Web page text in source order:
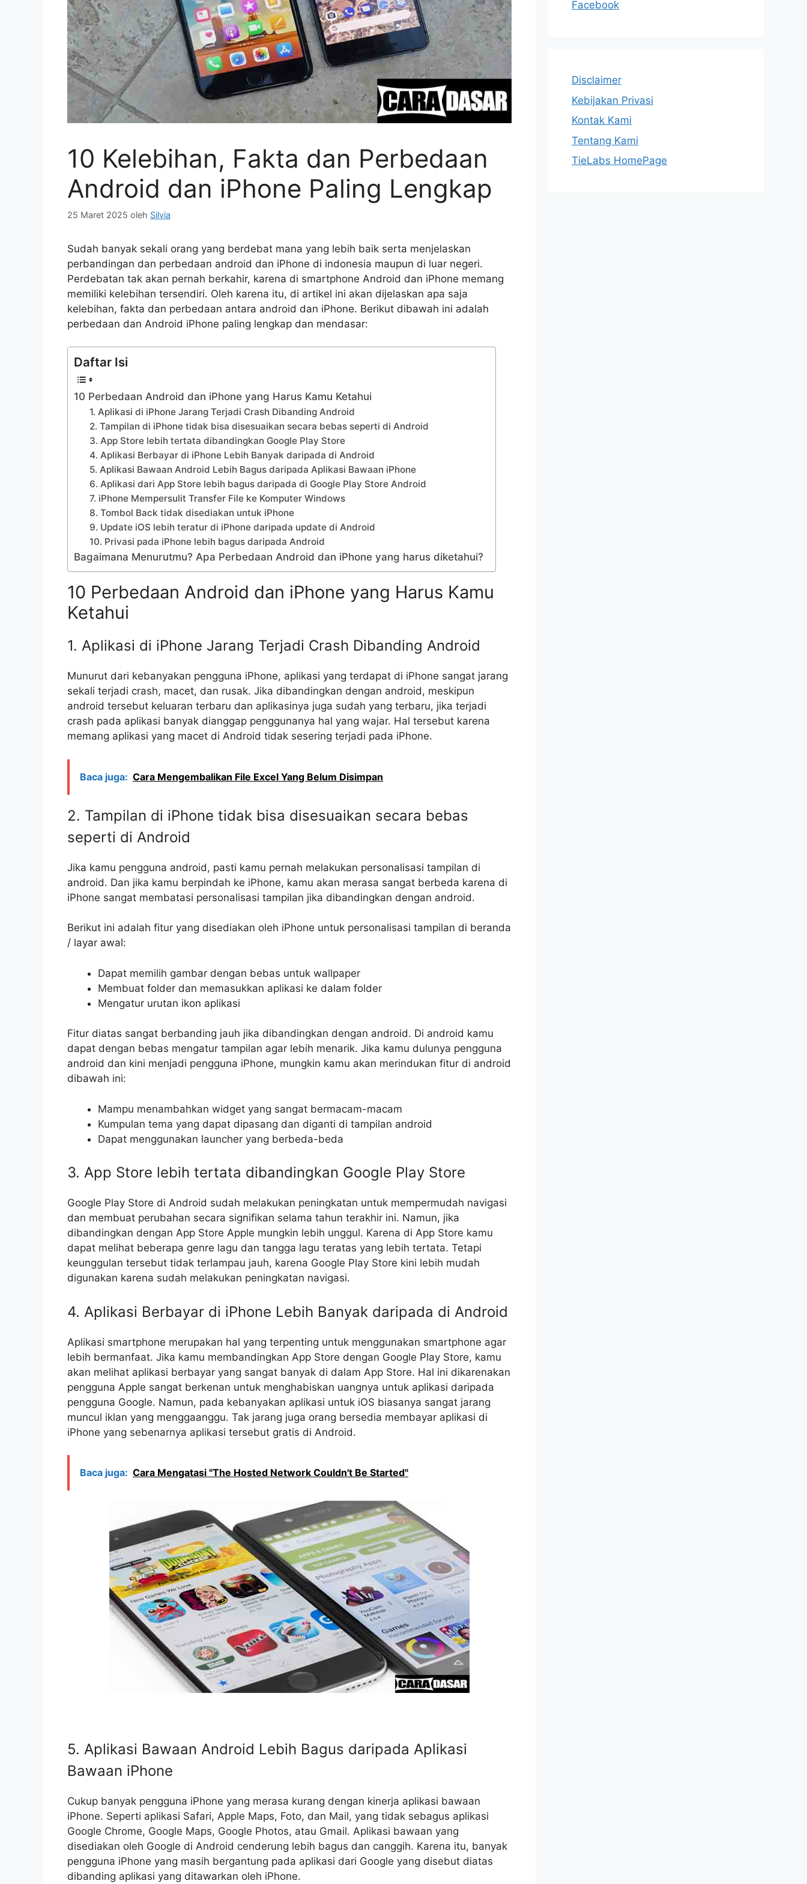
10 Kelebihan, Fakta dan Perbedaan
Android dan iPhone Paling Lengkap
25 Maret 2025 oleh Silvia
Sudah banyak sekali orang yang berdebat mana yang lebih baik serta menjelaskan
perbandingan dan perbedaan android dan iPhone di indonesia maupun di luar negeri.
Perdebatan tak akan pernah berkahir, karena di smartphone Android dan iPhone memang
memiliki kelebihan tersendiri. Oleh karena itu, di artikel ini akan dijelaskan apa saja
kelebihan, fakta dan perbedaan antara android dan iPhone. Berikut dibawah ini adalah
perbedaan dan Android iPhone paling lengkap dan mendasar:
Daftar Isi
10 Perbedaan Android dan iPhone yang Harus Kamu Ketahui
1. Aplikasi di iPhone Jarang Terjadi Crash Dibanding Android
2. Tampilan di iPhone tidak bisa disesuaikan secara bebas seperti di Android
3. App Store lebih tertata dibandingkan Google Play Store
4. Aplikasi Berbayar di iPhone Lebih Banyak daripada di Android
5. Aplikasi Bawaan Android Lebih Bagus daripada Aplikasi Bawaan iPhone
6. Aplikasi dari App Store lebih bagus daripada di Google Play Store Android
7. iPhone Mempersulit Transfer File ke Komputer Windows
8. Tombol Back tidak disediakan untuk iPhone
9. Update iOS lebih teratur di iPhone daripada update di Android
10. Privasi pada iPhone lebih bagus daripada Android
Bagaimana Menurutmu? Apa Perbedaan Android dan iPhone yang harus diketahui?
10 Perbedaan Android dan iPhone yang Harus Kamu
Ketahui
1. Aplikasi di iPhone Jarang Terjadi Crash Dibanding Android
Munurut dari kebanyakan pengguna iPhone, aplikasi yang terdapat di iPhone sangat jarang
sekali terjadi crash, macet, dan rusak. Jika dibandingkan dengan android, meskipun
android tersebut keluaran terbaru dan aplikasinya juga sudah yang terbaru, jika terjadi
crash pada aplikasi banyak dianggap penggunanya hal yang wajar. Hal tersebut karena
memang aplikasi yang macet di Android tidak sesering terjadi pada iPhone.
Baca juga: Cara Mengembalikan File Excel Yang Belum Disimpan
2. Tampilan di iPhone tidak bisa disesuaikan secara bebas
seperti di Android
Jika kamu pengguna android, pasti kamu pernah melakukan personalisasi tampilan di
android. Dan jika kamu berpindah ke iPhone, kamu akan merasa sangat berbeda karena di
iPhone sangat membatasi personalisasi tampilan jika dibandingkan dengan android.
Berikut ini adalah fitur yang disediakan oleh iPhone untuk personalisasi tampilan di beranda
/ layar awal:
Dapat memilih gambar dengan bebas untuk wallpaper
Membuat folder dan memasukkan aplikasi ke dalam folder
Mengatur urutan ikon aplikasi
Fitur diatas sangat berbanding jauh jika dibandingkan dengan android. Di android kamu
dapat dengan bebas mengatur tampilan agar lebih menarik. Jika kamu dulunya pengguna
android dan kini menjadi pengguna iPhone, mungkin kamu akan merindukan fitur di android
dibawah ini:
Mampu menambahkan widget yang sangat bermacam-macam
Kumpulan tema yang dapat dipasang dan diganti di tampilan android
Dapat menggunakan launcher yang berbeda-beda
3. App Store lebih tertata dibandingkan Google Play Store
Google Play Store di Android sudah melakukan peningkatan untuk mempermudah navigasi
dan membuat perubahan secara signifikan selama tahun terakhir ini. Namun, jika
dibandingkan dengan App Store Apple mungkin lebih unggul. Karena di App Store kamu
dapat melihat beberapa genre lagu dan tangga lagu teratas yang lebih tertata. Tetapi
keunggulan tersebut tidak terlampau jauh, karena Google Play Store kini lebih mudah
digunakan karena sudah melakukan peningkatan navigasi.
4. Aplikasi Berbayar di iPhone Lebih Banyak daripada di Android
Aplikasi smartphone merupakan hal yang terpenting untuk menggunakan smartphone agar
lebih bermanfaat. Jika kamu membandingkan App Store dengan Google Play Store, kamu
akan melihat aplikasi berbayar yang sangat banyak di dalam App Store. Hal ini dikarenakan
pengguna Apple sangat berkenan untuk menghabiskan uangnya untuk aplikasi daripada
pengguna Google. Namun, pada kebanyakan aplikasi untuk iOS biasanya sangat jarang
muncul iklan yang menggaanggu. Tak jarang juga orang bersedia membayar aplikasi di
iPhone yang sebenarnya aplikasi tersebut gratis di Android.
Baca juga: Cara Mengatasi "The Hosted Network Couldn't Be Started"
5. Aplikasi Bawaan Android Lebih Bagus daripada Aplikasi
Bawaan iPhone
Cukup banyak pengguna iPhone yang merasa kurang dengan kinerja aplikasi bawaan
iPhone. Seperti aplikasi Safari, Apple Maps, Foto, dan Mail, yang tidak sebagus aplikasi
Google Chrome, Google Maps, Google Photos, atau Gmail. Aplikasi bawaan yang
disediakan oleh Google di Android cenderung lebih bagus dan canggih. Karena itu, banyak
pengguna iPhone yang masih bergantung pada aplikasi dari Google yang disebut diatas
dibanding aplikasi yang ditawarkan oleh iPhone.
Facebook
Disclaimer
Kebijakan Privasi
Kontak Kami
Tentang Kami
TieLabs HomePage